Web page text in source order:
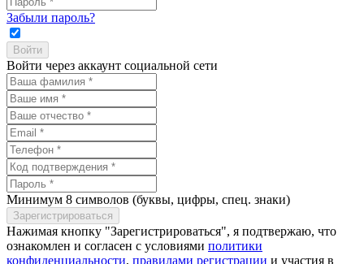
Забыли пароль?
Войти через аккаунт социальной сети
Минимум 8 символов (буквы, цифры, спец. знаки)
Нажимая кнопку "Зарегистрироваться", я подтвержаю, что
ознакомлен и согласен с условиями политики
конфиденциальности, правилами регистрации и участия в